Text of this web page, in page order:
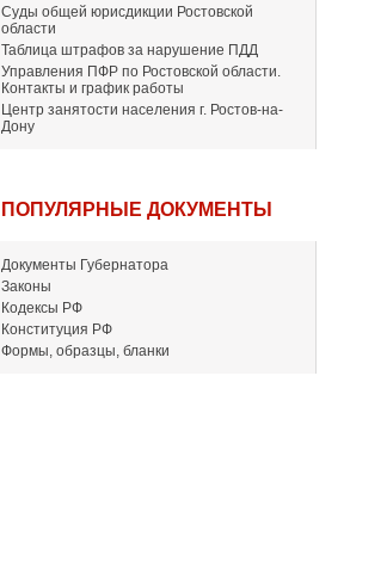
Суды общей юрисдикции Ростовской
области
Таблица штрафов за нарушение ПДД
Управления ПФР по Ростовской области.
Контакты и график работы
Центр занятости населения г. Ростов-на-
Дону
ПОПУЛЯРНЫЕ ДОКУМЕНТЫ
Документы Губернатора
Законы
Кодексы РФ
Конституция РФ
Формы, образцы, бланки